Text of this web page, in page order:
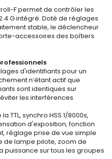
F permet de contrôler les
G intégré. Doté de réglages
stable, le déclencheur
accessoires des boîtiers
d'identifiants pour un
n’étant actif que
sont identiques sur
les interférences
synchro HSS 1/8000s,
d'exposition, fonction
réglage prise de vue simple
de lampe pilote, zoom de
sur tous les groupes